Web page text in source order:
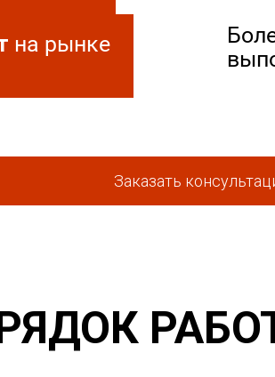
на рынке
Заказать